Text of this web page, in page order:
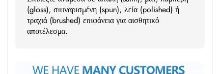
(gloss), σπιναρισμένη (spun), λεία (polished) ή
τραχιά (brushed) επιφάνεια για αισθητικό
αποτέλεσμα.